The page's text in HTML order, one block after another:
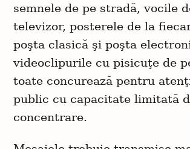
semnele de pe stradă, vocile
televizor, posterele de la
poşta clasică şi poşta
videoclipurile cu pisicuţe de
toate concurează pentru
public cu capacitate limitată
concentrare.